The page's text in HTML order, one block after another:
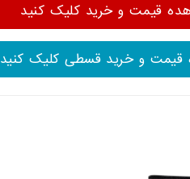
قیمت و خرید کلیک کنید
و خرید قسطی کلیک کنید